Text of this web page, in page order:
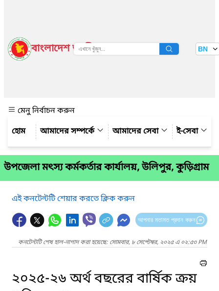
বাংলাদেশ জাতীয় তথ্য বাতায়ন BN
মেনু নির্বাচন করুন
আমাদের সম্পর্কে
আমাদের সেবা ই-সেবা
উপজেলা মৎস্য কর্মকর্তার কার্যালয়, উলিপুর, কুড়িগ্রাম
এই কনটেন্টটি শেয়ার করতে ক্লিক করুন
আপনার মতামত প্রদান করুন
কনটেন্টটি শেষ হাল-নাগাদ করা হয়েছে: সোমবার, ৮ সেপ্টেম্বর, ২০২৫ এ ০২:৫৩ PM
২০২৫-২৬ অর্থ বছরের বার্ষিক ক্রয়